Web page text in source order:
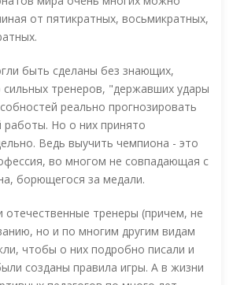
от пятикратных, восьмикратных,
быть сделаны без знающих,
тренеров, "державших удары
реально прогнозировать
работы. Но о них принято
Ведь выучить чемпиона - это
во многом не совпадающая с
борющегося за медали.
отечественные тренеры (причем, не
но и по многим другим видам
чтобы о них подробно писали и
созданы правила игры. А в жизни